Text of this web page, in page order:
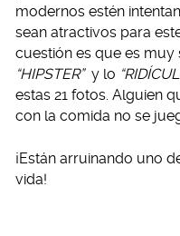
modernos estén
sean atractivos para
cuestión es que es muy
“HIPSTER” y lo
estas 21 fotos. Alguien
con la comida no se
¡Están arruinando uno
vida!